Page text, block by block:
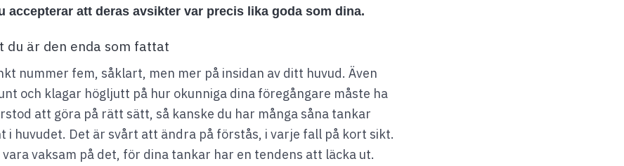
accepterar att deras avsikter var precis lika goda som dina.
du är den enda som fattat
nummer fem, såklart, men mer på insidan av ditt huvud. Även
och klagar högljutt på hur okunniga dina föregångare måste ha
att göra på rätt sätt, så kanske du har många såna tankar
i huvudet. Det är svårt att ändra på förstås, i varje fall på kort sikt.
vara vaksam på det, för dina tankar har en tendens att läcka ut.